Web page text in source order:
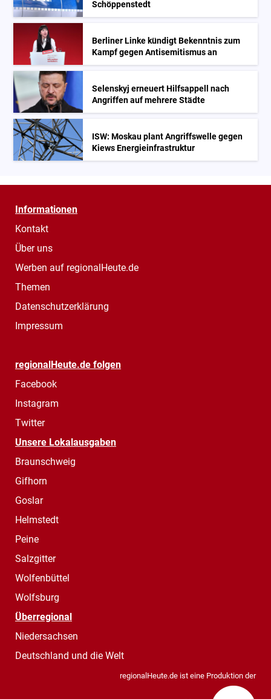
Schöppenstedt
Berliner Linke kündigt Bekenntnis zum
Kampf gegen Antisemitismus an
Selenskyj erneuert Hilfsappell nach
Angriffen auf mehrere Städte
ISW: Moskau plant Angriffswelle gegen
Kiews Energieinfrastruktur
Informationen
Kontakt
Über uns
Werben auf regionalHeute.de
Themen
Datenschutzerklärung
Impressum
regionalHeute.de folgen
Facebook
Instagram
Twitter
Unsere Lokalausgaben
Braunschweig
Gifhorn
Goslar
Helmstedt
Peine
Salzgitter
Wolfenbüttel
Wolfsburg
Überregional
Niedersachsen
Deutschland und die Welt
regionalHeute.de ist eine Produktion der